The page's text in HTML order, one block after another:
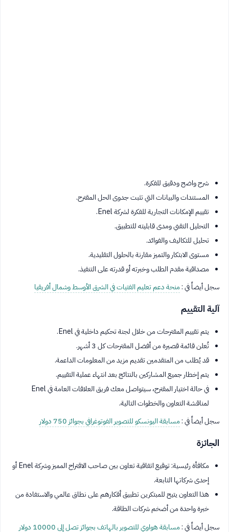
شرح واضح ودقيق للفكرة.
المستندات والبيانات التي تثبت جدوى الحل المقترح.
تقييم الإمكانات التجارية للفكرة لشركة Enel.
التحليل التقني ومدى قابليته للتطبيق.
تحليل للتكاليف والفوائد.
مستوى الابتكار والتميز مقارنة بالحلول التقليدية.
مصداقية مقدم الطلب وخبرته أو قدرته على التنفيذ.
سجل أيضاً في :منحة دعم تعليم الفتيات في الشرق الأوسط وشمال أفريقيا
آلية التقييم
يتم تقييم المقترحات من خلال لجنة تحكيم داخلية في Enel.
تُعلن قائمة قصيرة من أفضل المقترحات كل 3 أشهر.
قد يُطلب من المتقدمين تقديم مزيد من المعلومات الداعمة.
يتم إخطار جميع المشاركين بالنتائج بعد انتهاء عملية التقييم.
في حالة اختيار المقترح، سيتواصل معك فريق العلاقات العامة في Enel
لمناقشة التعاون والخطوات التالية.
سجل أيضاً في :مسابقة اليونسكو للتصوير الفوتوغرافي بجوائز 750 دولار
الجائزة
مكافأة رئيسية: توقيع اتفاقية تعاون بين صاحب الاقتراح المميز وشركة Enel أو
إحدى شركاتها التابعة.
هذا التعاون يتيح للمبتكرين تطبيق أفكارهم على نطاق عالمي والاستفادة من
خبرة واحدة من أضخم شركات الطاقة.
سجل أيضاً في :مسابقة هواوي للتصوير بالهاتف بجوائز تصل إلى 10000 دولار